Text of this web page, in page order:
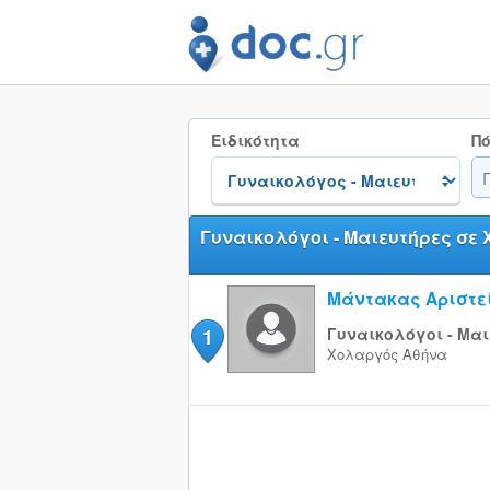
Ειδικότητα
Γυναικολόγοι - Μαιευτήρες
1
Μάντακας
Γυναικολόγοι -
Χολαργός Αθήνα